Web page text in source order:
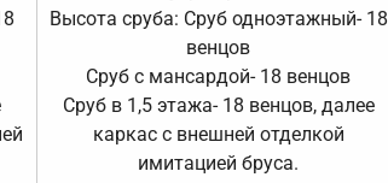
Высота сруба: Сруб одноэтажный- 18
венцов
Сруб с мансардой- 18 венцов
Сруб в 1,5 этажа- 18 венцов, далее
каркас с внешней отделкой
имитацией бруса.